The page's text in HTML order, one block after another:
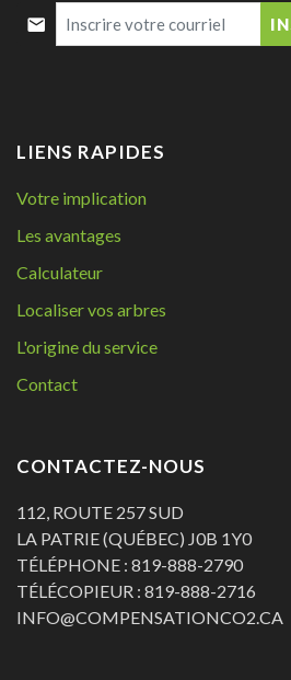
LIENS RAPIDES
Votre implication
Les avantages
Calculateur
Localiser vos arbres
L'origine du service
Contact
CONTACTEZ-NOUS
112, ROUTE 257 SUD
LA PATRIE (QUÉBEC) J0B 1Y0
TÉLÉPHONE : 819-888-2790
TÉLÉCOPIEUR : 819-888-2716
INFO@COMPENSATIONCO2.CA